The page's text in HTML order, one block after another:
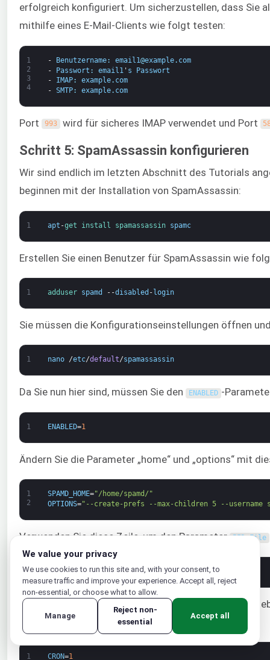
erfolgreich konfiguriert. Um sicherzustellen, dass Sie
mithilfe eines E-Mail-Clients wie folgt testen:
1
2
3
4
- Benutzername: email1@example. com
-
Passwort : email1 ' s
Passwort
-
IMAP: example. com
- SMTP: example. com
Port 993 wird für sicheres IMAP verwendet und Port
Schritt 5: SpamAssassin konfigurieren
Wir sind endlich im letzten Abschnitt des Tutorials
beginnen mit der Installation von SpamAssassin:
1 apt -get install spamassassin spamc
Erstellen Sie einen Benutzer für SpamAssassin wie
1 adduser spamd --disabled - login
Sie müssen die Konfigurationseinstellungen öffnen
1 nano /etc/default/spamassassin
Da Sie nun hier sind, müssen Sie den ENABLED -
1 ENABLED=1
Ändern Sie die Parameter „home“ und „options“ mit
1
2
SPAMD_HOME="/home/spamd/"
OPTIONS="--create-prefs --max-children 5 --username
Verwenden Sie diese Zeile, um den Parameter PID_File
1 PIDFILE="${SPAMD_HOME}spamd.pid"
Verwenden Sie als Nächstes diesen Befehl, um
aktualisiert werden:
1 CRON=1
We value your privacy
We use cookies to run this site and, with your consent, to
measure traffic and improve your experience. Accept all, reject
non-essential, or choose what to allow.
Manage
Reject non-
essential
Accept all